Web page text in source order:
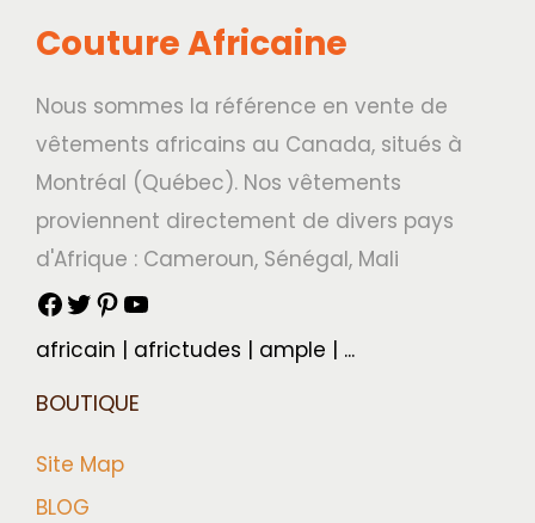
Couture Africaine
Nous sommes la référence en vente de
vêtements africains au Canada, situés à
Montréal (Québec). Nos vêtements
proviennent directement de divers pays
d'Afrique : Cameroun, Sénégal, Mali
africain | africtudes | ample | ...
BOUTIQUE
Site Map
BLOG